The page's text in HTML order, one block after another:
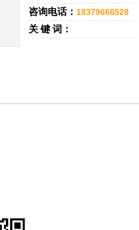
咨询电话： 18379666528
关 键 词：